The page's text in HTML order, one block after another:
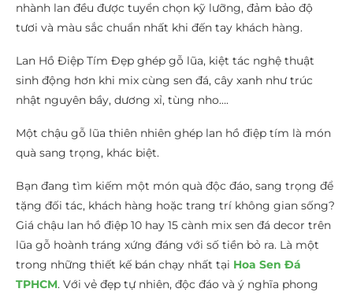
nhành lan đều được tuyển chọn kỹ lưỡng, đảm bảo độ
tươi và màu sắc chuẩn nhất khi đến tay khách hàng.
Lan Hồ Điệp Tím Đẹp ghép gỗ lũa, kiệt tác nghệ thuật
sinh động hơn khi mix cùng sen đá, cây xanh như trúc
nhật nguyên bầy, dương xỉ, tùng nho….
Một chậu gỗ lũa thiên nhiên ghép lan hồ điệp tím là món
quà sang trọng, khác biệt.
Bạn đang tìm kiếm một món quà độc đáo, sang trọng để
tặng đối tác, khách hàng hoặc trang trí không gian sống?
Giá chậu lan hồ điệp 10 hay 15 cành mix sen đá decor trên
lũa gỗ hoành tráng xứng đáng với số tiền bỏ ra. Là một
trong những thiết kế bán chạy nhất tại Hoa Sen Đá
TPHCM. Với vẻ đẹp tự nhiên, độc đáo và ý nghĩa phong